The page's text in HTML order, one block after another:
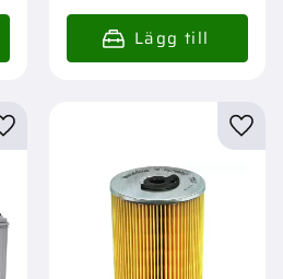
Lägg till i favoriter